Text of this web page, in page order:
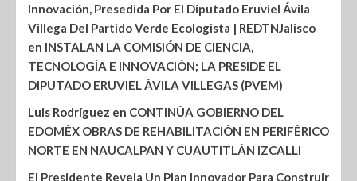
Innovación, Presedida Por El Diputado Eruviel Ávila
Villega Del Partido Verde Ecologista | REDTNJalisco
en INSTALAN LA COMISIÓN DE CIENCIA,
TECNOLOGÍA E INNOVACIÓN; LA PRESIDE EL
DIPUTADO ERUVIEL ÁVILA VILLEGAS (PVEM)
Luis Rodríguez en CONTINÚA GOBIERNO DEL
EDOMÉX OBRAS DE REHABILITACIÓN EN PERIFÉRICO
NORTE EN NAUCALPAN Y CUAUTITLÁN IZCALLI
El Presidente Revela Un Plan Innovador Para Construir